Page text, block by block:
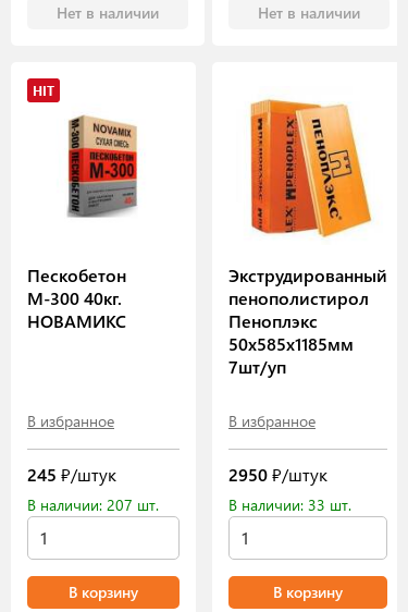
Нет в наличии Нет в наличии
HIT
Пескобетон
М-300 40кг.
НОВАМИКС
В избранное
245 ₽/штук
В наличии: 207 шт.
В корзину
Экструдированный
пенополистирол
Пеноплэкс
50х585х1185мм
7шт/уп
В избранное
2950₽/штук
В наличии: 33 шт.
В корзину